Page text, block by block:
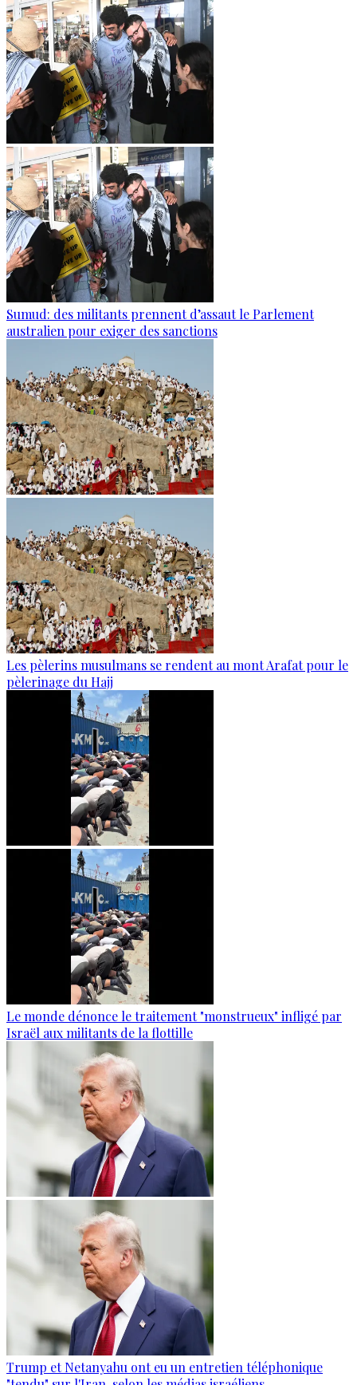
Sumud: des militants prennent d’assaut le Parlement
australien pour exiger des sanctions
Les pèlerins musulmans se rendent au mont Arafat pour le
pèlerinage du Hajj
Le monde dénonce le traitement "monstrueux" infligé par
Israël aux militants de la flottille
Trump et Netanyahu ont eu un entretien téléphonique